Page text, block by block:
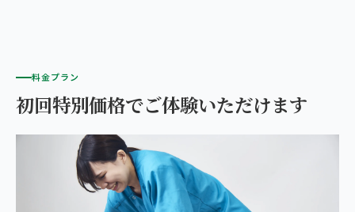
料金プラン
初回特別価格でご体験いただけます